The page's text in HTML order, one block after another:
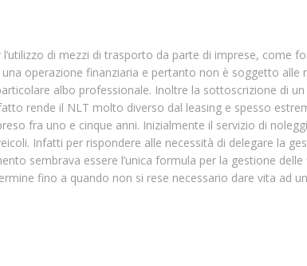
di mezzi di trasporto da parte di imprese, come
operazione finanziaria e pertanto non è soggetto
albo professionale. Inoltre la sottoscrizione di
rende il NLT molto diverso dal leasing e spesso
fra uno e cinque anni. Inizialmente il servizio di
Infatti per rispondere alle necessità di delegare la
sembrava essere l’unica formula per la gestione
fino a quando non si rese necessario dare vita ad